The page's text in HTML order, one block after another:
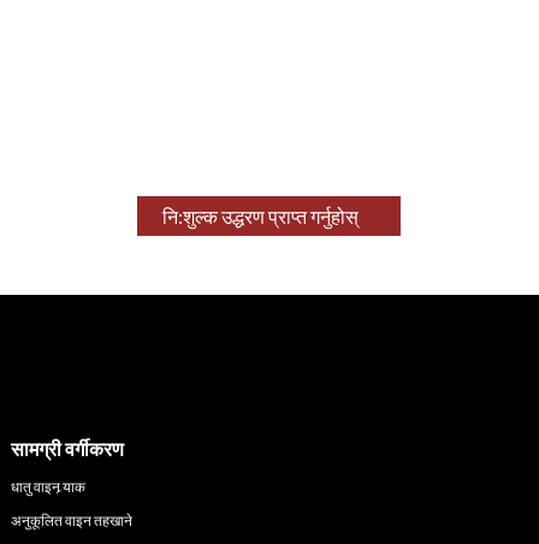
नि:शुल्क उद्धरण प्राप्त गर्नुहोस्
सामग्री वर्गीकरण
धातु वाइन र्‍याक
अनुकूलित वाइन तहखाने